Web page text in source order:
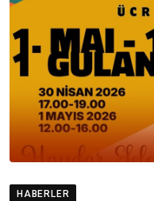
HABERLER